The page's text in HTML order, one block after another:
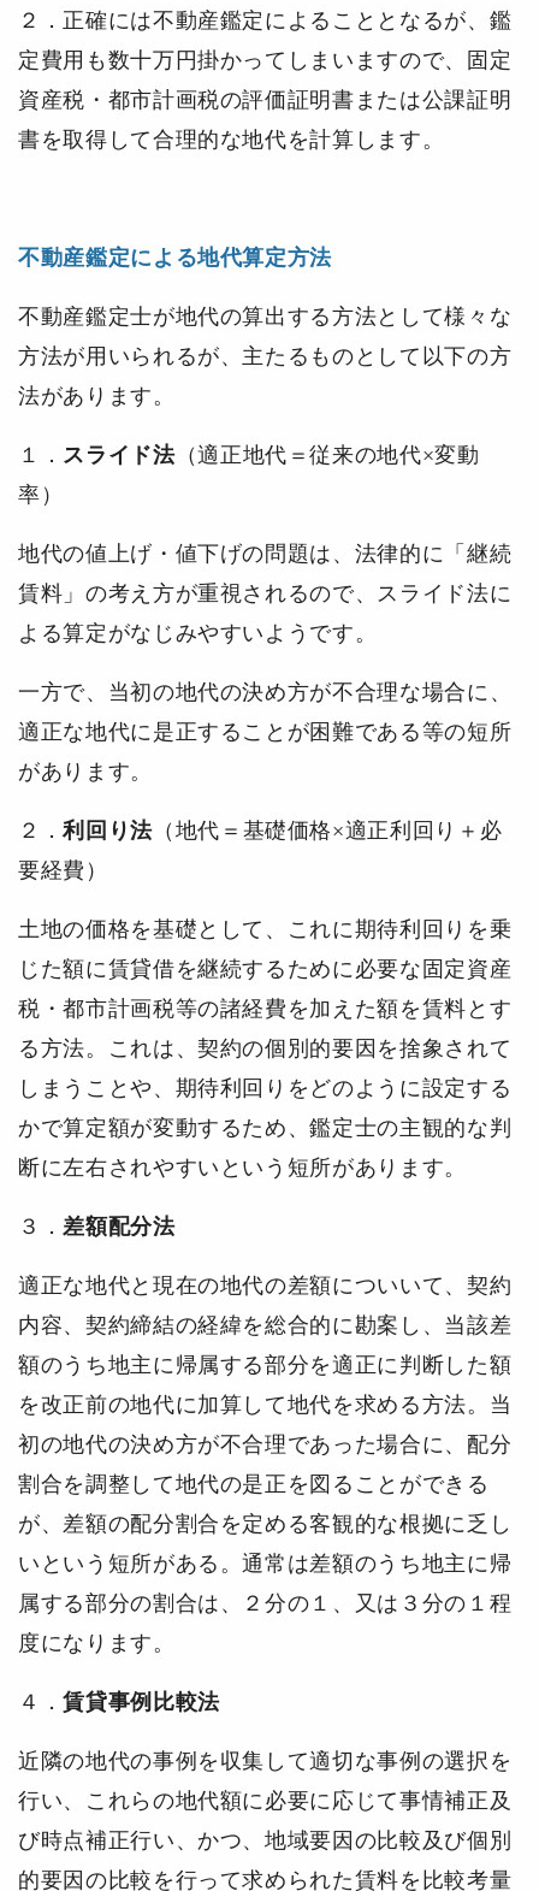
２．正確には不動産鑑定によることとなるが、鑑
定費用も数十万円掛かってしまいますので、固定
資産税・都市計画税の評価証明書または公課証明
書を取得して合理的な地代を計算します。
不動産鑑定による地代算定方法
不動産鑑定士が地代の算出する方法として様々な
方法が用いられるが、主たるものとして以下の方
法があります。
１． スライド法（適正地代＝従来の地代×変動
率）
地代の値上げ・値下げの問題は、法律的に「継続
賃料」の考え方が重視されるので、スライド法に
よる算定がなじみやすいようです。
一方で、当初の地代の決め方が不合理な場合に、
適正な地代に是正することが困難である等の短所
があります。
２．利回り法（地代＝基礎価格×適正利回り＋必
要経費）
土地の価格を基礎として、これに期待利回りを乗
じた額に賃貸借を継続するために必要な固定資産
税・都市計画税等の諸経費を加えた額を賃料とす
る方法。これは、契約の個別的要因を捨象されて
しまうことや、期待利回りをどのように設定する
かで算定額が変動するため、鑑定士の主観的な判
断に左右されやすいという短所があります。
３．差額配分法
適正な地代と現在の地代の差額についいて、契約
内容、契約締結の経緯を総合的に勘案し、当該差
額のうち地主に帰属する部分を適正に判断した額
を改正前の地代に加算して地代を求める方法。当
初の地代の決め方が不合理であった場合に、配分
割合を調整して地代の是正を図ることができる
が、差額の配分割合を定める客観的な根拠に乏し
いという短所がある。通常は差額のうち地主に帰
属する部分の割合は、２分の１、又は３分の１程
度になります。
４．賃貸事例比較法
近隣の地代の事例を収集して適切な事例の選択を
行い、これらの地代額に必要に応じて事情補正及
び時点補正行い、かつ、地域要因の比較及び個別
的要因の比較を行って求められた賃料を比較考量